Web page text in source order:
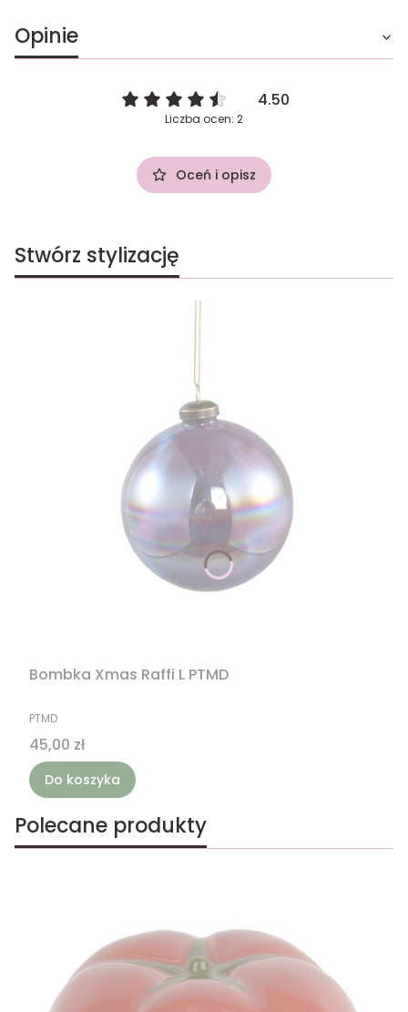
Opinie
4.50
Liczba ocen: 2
Oceń i opisz
Stwórz stylizację
Bombka Xmas Raffi L PTMD
PRODUCENT
PTMD
Cena
45,00 zł
Do koszyka
Polecane produkty